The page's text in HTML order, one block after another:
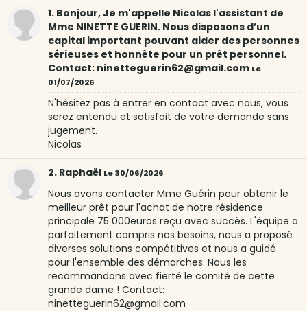
1. Bonjour, Je m'appelle Nicolas l'assistant de
Mme NINETTE GUERIN. Nous disposons d’un
capital important pouvant aider des personnes
sérieuses et honnête pour un prêt personnel.
Contact: ninetteguerin62@gmail.com Le
01/07/2026
N'hésitez pas à entrer en contact avec nous, vous
serez entendu et satisfait de votre demande sans
jugement.
Nicolas
2. Raphaël Le 30/06/2026
Nous avons contacter Mme Guérin pour obtenir le
meilleur prêt pour l'achat de notre résidence
principale 75 000euros reçu avec succès. L'équipe a
parfaitement compris nos besoins, nous a proposé
diverses solutions compétitives et nous a guidé
pour l'ensemble des démarches. Nous les
recommandons avec fierté le comité de cette
grande dame ! Contact:
ninetteguerin62@gmail.com